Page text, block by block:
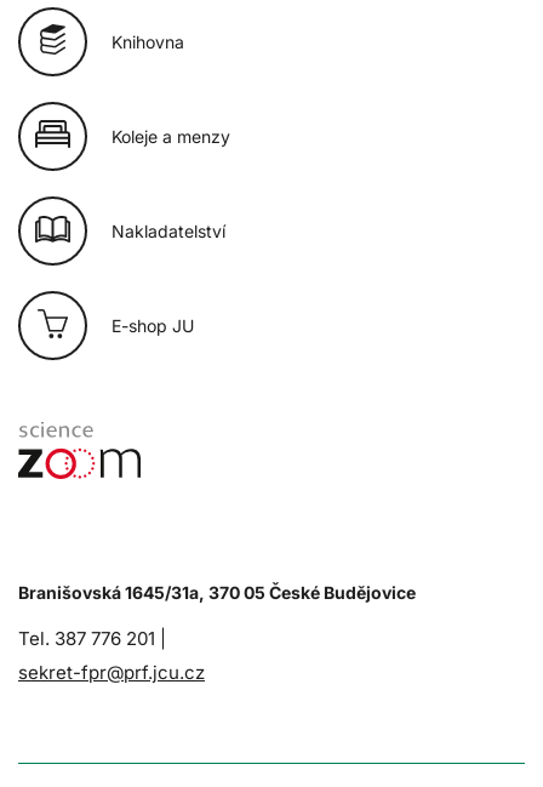
Knihovna
Koleje a menzy
Nakladatelství
E-shop JU
Branišovská 1645/31a, 370 05 České Budějovice
Tel. 387 776 201 |
sekret-fpr@prf.jcu.cz